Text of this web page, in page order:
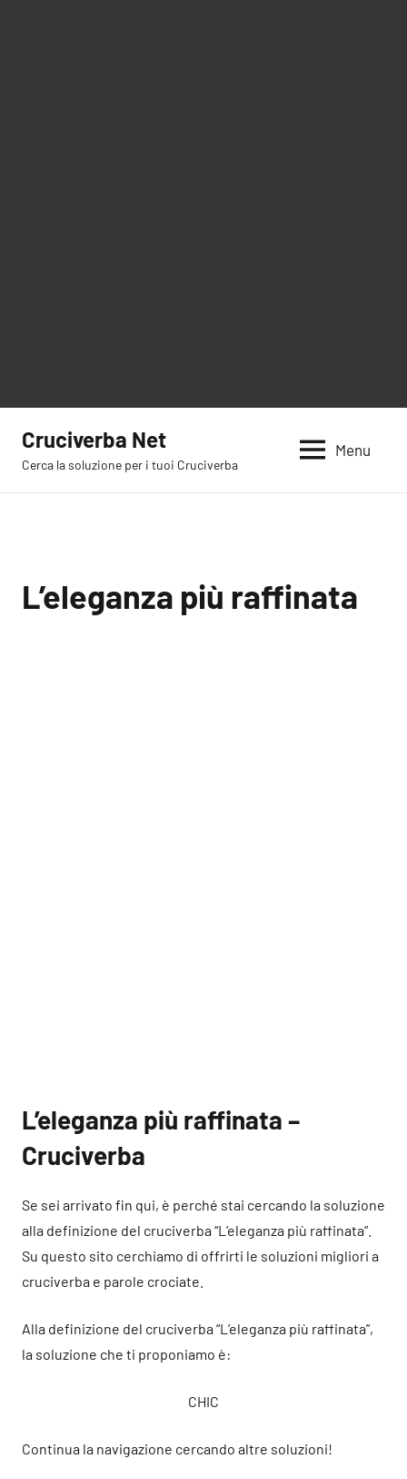
contenuto
Cruciverba Net
Cerca la soluzione per i tuoi Cruciverba
Menu
L’eleganza più raffinata
L’eleganza più raffinata –
Cruciverba
Se sei arrivato fin qui, è perché stai cercando la soluzione
alla definizione del cruciverba “L’eleganza più raffinata”.
Su questo sito cerchiamo di offrirti le soluzioni migliori a
cruciverba e parole crociate.
Alla definizione del cruciverba “L’eleganza più raffinata”,
la soluzione che ti proponiamo è:
CHIC
Continua la navigazione cercando altre soluzioni!